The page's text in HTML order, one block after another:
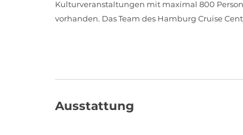
Kulturveranstaltungen mit maximal 800
vorhanden. Das Team des Hamburg Cruise
Ausstattung